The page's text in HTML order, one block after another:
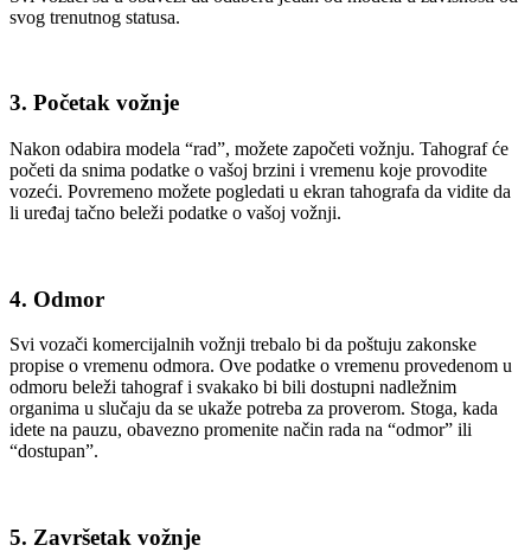
svog trenutnog statusa.
3. Početak vožnje
Nakon odabira modela “rad”, možete započeti vožnju. Tahograf će
početi da snima podatke o vašoj brzini i vremenu koje provodite
vozeći. Povremeno možete pogledati u ekran tahografa da vidite da
li uređaj tačno beleži podatke o vašoj vožnji.
4. Odmor
Svi vozači komercijalnih vožnji trebalo bi da poštuju zakonske
propise o vremenu odmora. Ove podatke o vremenu provedenom u
odmoru beleži tahograf i svakako bi bili dostupni nadležnim
organima u slučaju da se ukaže potreba za proverom. Stoga, kada
idete na pauzu, obavezno promenite način rada na “odmor” ili
“dostupan”.
5. Završetak vožnje